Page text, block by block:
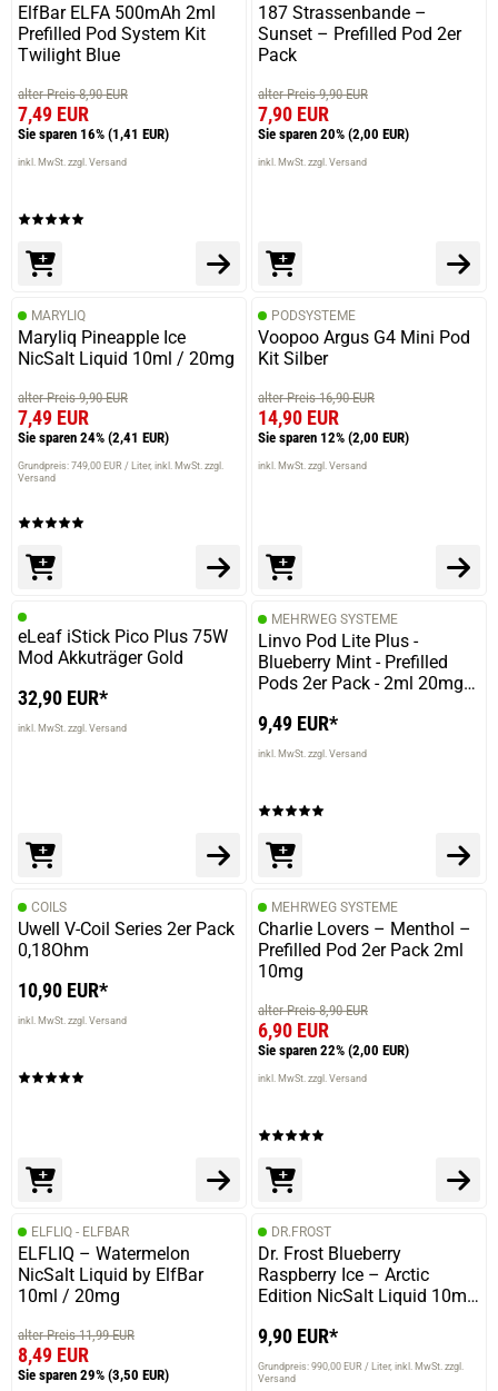
ElfBar ELFA 500mAh 2ml
Prefilled Pod System Kit
Twilight Blue
alter Preis 8,90 EUR
7,49 EUR
Sie sparen 16% (1,41 EUR)
inkl. MwSt. zzgl. Versand
187 Strassenbande –
Sunset – Prefilled Pod 2er
Pack
alter Preis 9,90 EUR
7,90 EUR
Sie sparen 20% (2,00 EUR)
inkl. MwSt. zzgl. Versand
MARYLIQ
Maryliq Pineapple Ice
NicSalt Liquid 10ml / 20mg
alter Preis 9,90 EUR
7,49 EUR
Sie sparen 24% (2,41 EUR)
Grundpreis: 749,00 EUR / Liter inkl. MwSt. zzgl.
Versand
PODSYSTEME
Voopoo Argus G4 Mini Pod
Kit Silber
alter Preis 16,90 EUR
14,90 EUR
Sie sparen 12% (2,00 EUR)
inkl. MwSt. zzgl. Versand
eLeaf iStick Pico Plus 75W
Mod Akkuträger Gold
32,90 EUR*
inkl. MwSt. zzgl. Versand
MEHRWEG SYSTEME
Linvo Pod Lite Plus -
Blueberry Mint - Prefilled
Pods 2er Pack - 2ml 20mg
9,49 EUR*
inkl. MwSt. zzgl. Versand
COILS
Uwell V-Coil Series 2er Pack
0,18Ohm
10,90 EUR*
inkl. MwSt. zzgl. Versand
MEHRWEG SYSTEME
Charlie Lovers – Menthol –
Prefilled Pod 2er Pack 2ml
10mg
alter Preis 8,90 EUR
6,90 EUR
Sie sparen 22% (2,00 EUR)
inkl. MwSt. zzgl. Versand
ELFLIQ - ELFBAR
ELFLIQ – Watermelon
NicSalt Liquid by ElfBar
10ml / 20mg
alter Preis 11,99 EUR
8,49 EUR
Sie sparen 29% (3,50 EUR)
DR.FROST
Dr. Frost Blueberry
Raspberry Ice – Arctic
Edition NicSalt Liquid 10ml
9,90 EUR*
Grundpreis: 990,00 EUR / Liter inkl. MwSt. zzgl.
Versand